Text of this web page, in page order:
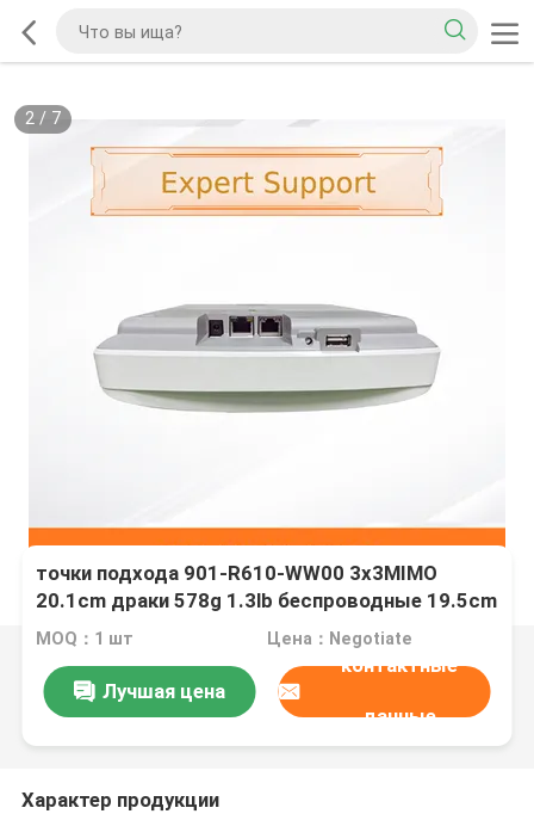
2/ 7
точки подхода 901-R610-WW00 3x3MIMO
20.1cm драки 578g 1.3lb беспроводные 19.5cm
5.1cm
MOQ：1 шт Цена：Negotiate
Лучшая цена
контактные
данные
Характер продукции